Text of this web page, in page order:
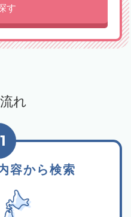
す
れ
容から検索